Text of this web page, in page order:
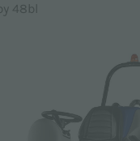
48bl